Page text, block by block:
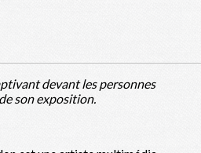
devant les personnes
son exposition.